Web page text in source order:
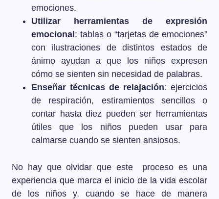
emociones.
Utilizar herramientas de expresión
emocional : tablas o “tarjetas de emociones”
con ilustraciones de distintos estados de
ánimo ayudan a que los niños expresen
cómo se sienten sin necesidad de palabras.
Enseñar técnicas de relajación: ejercicios
de respiración, estiramientos sencillos o
contar hasta diez pueden ser herramientas
útiles que los niños pueden usar para
calmarse cuando se sienten ansiosos.
No hay que olvidar que este proceso es una
experiencia que marca el inicio de la vida escolar
de los niños y, cuando se hace de manera